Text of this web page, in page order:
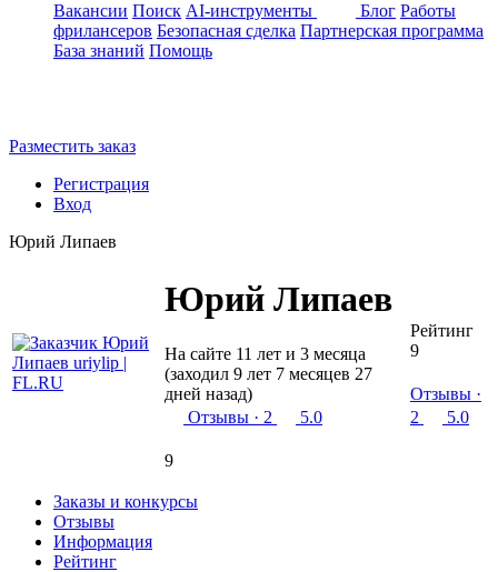
Вакансии Поиск AI-инструменты Блог Работы
фрилансеров Безопасная сделка Партнерская программа
База знаний Помощь
Разместить заказ
Регистрация
Вход
Юрий Липаев
Юрий Липаев
На сайте 11 лет и 3 месяца
(заходил 9 лет 7 месяцев 27
дней назад)
Отзывы · 2 5.0
9
Рейтинг
9
Отзывы ·
2
5.0
Заказы и конкурсы
Отзывы
Информация
Рейтинг